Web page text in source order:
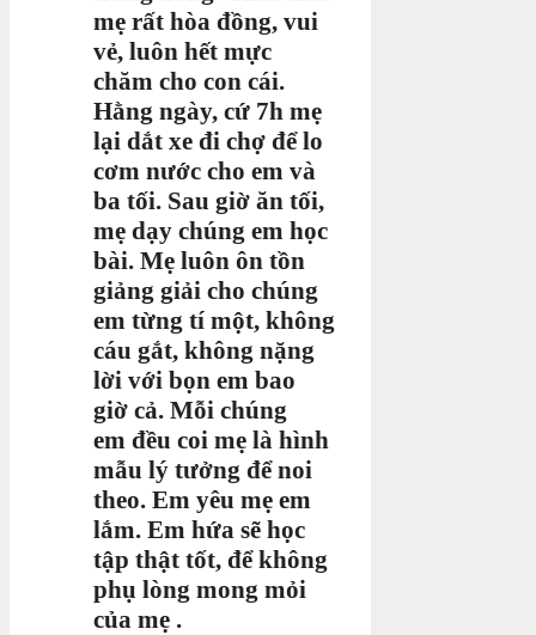
mẹ rất hòa đồng, vui
vẻ, luôn hết mực
chăm cho con cái.
Hằng ngày, cứ 7h mẹ
lại dắt xe đi chợ để lo
cơm nước cho em và
ba tối. Sau giờ ăn tối,
mẹ dạy chúng em học
bài. Mẹ luôn ôn tồn
giảng giải cho chúng
em từng tí một, không
cáu gắt, không nặng
lời với bọn em bao
giờ cả. Mỗi chúng
em đều coi mẹ là hình
mẫu lý tưởng để noi
theo. Em yêu mẹ em
lắm. Em hứa sẽ học
tập thật tốt, để không
phụ lòng mong mỏi
của mẹ .